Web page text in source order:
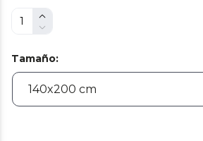
Tamaño: